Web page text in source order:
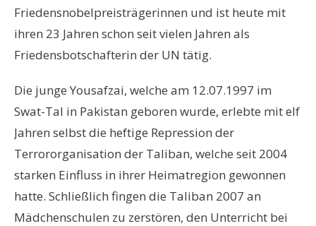
Friedensnobelpreisträgerinnen und ist heute mit
ihren 23 Jahren schon seit vielen Jahren als
Friedensbotschafterin der UN tätig.
Die junge Yousafzai, welche am 12.07.1997 im
Swat-Tal in Pakistan geboren wurde, erlebte mit elf
Jahren selbst die heftige Repression der
Terrororganisation der Taliban, welche seit 2004
starken Einfluss in ihrer Heimatregion gewonnen
hatte. Schließlich fingen die Taliban 2007 an
Mädchenschulen zu zerstören, den Unterricht bei